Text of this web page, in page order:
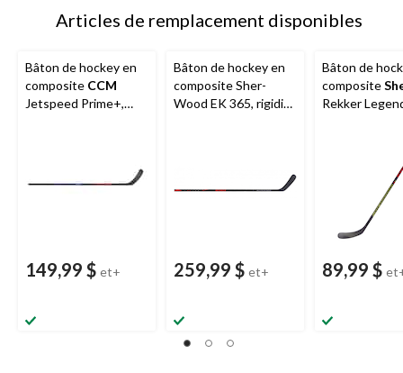
Articles de remplacement disponibles
Bâton de hockey en
composite CCM
Jetspeed Prime+,
149,99 $ et+
Bâton de hockey en
composite Sher-
Wood EK 365, rigidité
259,99 $ et+
Bâton de
composite
Rekker
89,99 $